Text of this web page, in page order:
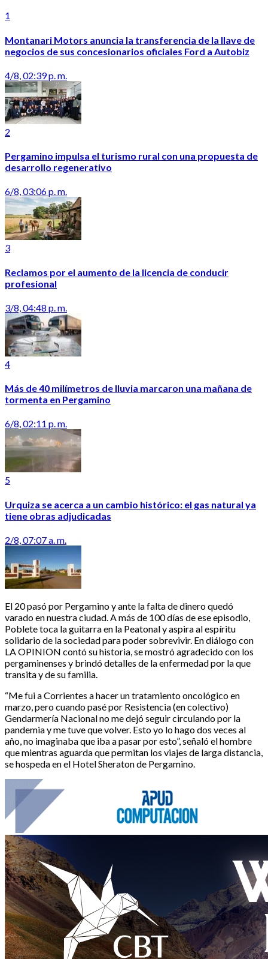
1
Montanari Motors anuncia la transferencia de la llave de
negocios de sus concesionarios oficiales Ford a Autobiz
4/8, 02:39 p. m.
2
Pergamino impulsa el turismo rural con una propuesta de
desarrollo regenerativo
6/8, 03:06 p. m.
3
Reclamos por el aumento de la licencia de conducir
profesional
3/8, 04:48 p. m.
4
Más de 40 milímetros de lluvia marcaron una mañana de
tormenta en Pergamino
6/8, 02:11 p. m.
5
Urquiza se acerca a un cambio histórico: el gas natural ya
tiene obras adjudicadas
2/8, 07:07 a. m.
El 20 pasó por Pergamino y ante la falta de dinero quedó
varado en nuestra ciudad. A más de 100 días de ese episodio,
Poblete toca la guitarra en la Peatonal y aspira al espíritu
solidario de la sociedad para poder sobrevivir. En diálogo con
LA OPINION contó su historia, se mostró agradecido con los
pergaminenses y brindó detalles de la enfermedad por la que
transita y de su familia.
“Me fui a Corrientes a hacer un tratamiento oncológico en
marzo, pero cuando pasé por Resistencia (en colectivo)
Gendarmería Nacional no me dejó seguir circulando por la
pandemia y me tuve que volver. Esto yo lo hago dos veces al
año, no imaginaba que iba a pasar por esto”, señaló el hombre
que mientras aguarda que permitan los viajes de larga distancia,
se hospeda en el Hotel Sheraton de Pergamino.